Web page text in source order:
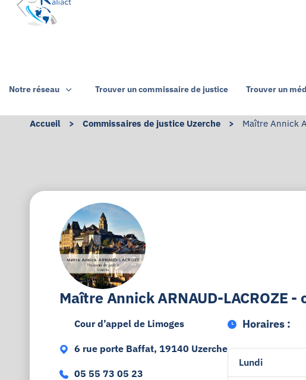
Notre réseau Trouver un commissaire de justice Trouver un
Accueil > Commissaires de justice Uzerche > Maître Annick
Maître Annick ARNAUD-LACROZE
Cour d’appel de Limoges
6 rue porte Baffat, 19140 Uzerche
05 55 73 05 23
Horaires :
Lundi